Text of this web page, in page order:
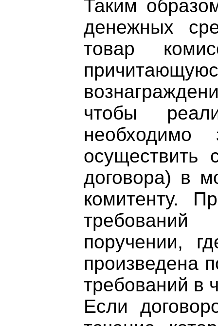
Таким
денежных
товар
чтобы
необходимо
осуществить
договора) в
комитенту.
поручении,
произведена
требований в
Если